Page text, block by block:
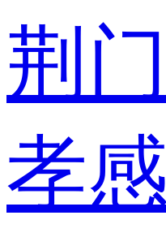
荆门
孝感